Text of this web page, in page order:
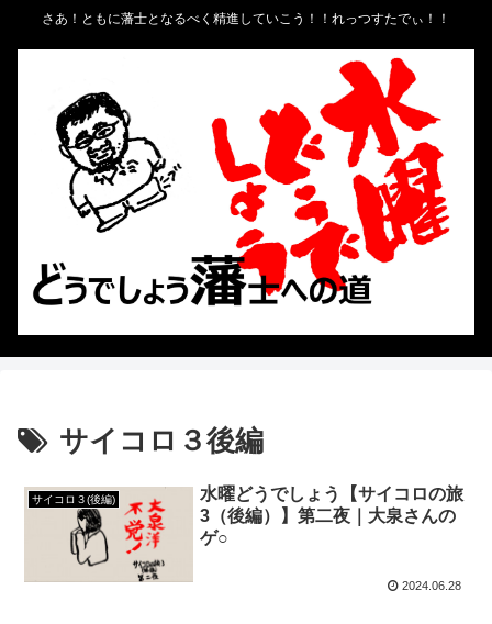
さあ！ともに藩士となるべく精進していこう！！れっつすたでぃ！！
サイコロ３後編
サイコロ３(後編)
水曜どうでしょう【サイコロの旅
3（後編）】第二夜｜大泉さんの
ゲ○
2024.06.28